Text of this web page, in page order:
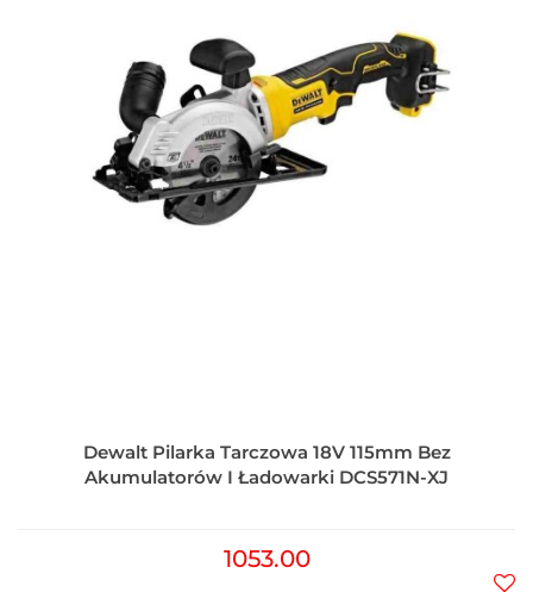
Dewalt Pilarka Tarczowa 18V 115mm Bez
Akumulatorów I Ładowarki DCS571N-XJ
1053.00